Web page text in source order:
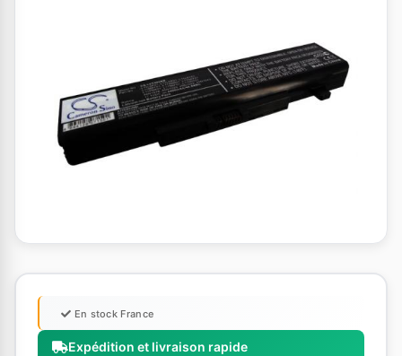
Expédition et livraison rapide
En stock France